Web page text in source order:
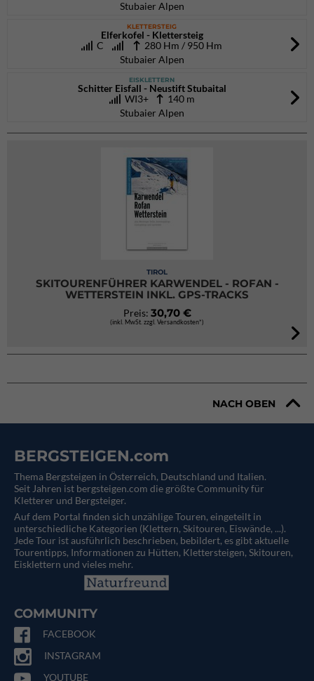
Stubaier Alpen
KLETTERSTEIG
Elferkofel - Klettersteig
C
280 Hm / 950 Hm
Stubaier Alpen
EISKLETTERN
Schitter Eisfall - Neustift Stubaital
WI3+ 140 m
Stubaier Alpen
TIROL
SKITOURENFÜHRER KARWENDEL - ROFAN -
WETTERSTEIN INKL. GPS-TRACKS
Preis: 30,70 €
(inkl. MwSt. zzgl. Versandkosten*)
NACH OBEN
BERGSTEIGEN.com
Thema Bergsteigen in Österreich, Deutschland und Italien.
Seit Jahren ist bergsteigen.com die größte Community für
Kletterer und Bergsteiger.
Auf dem Portal finden sich unzählige Touren, eingeteilt in
unterschiedliche Kategorien (Klettern, Skitouren, Eiswände, ...).
Jede Tour ist ausführlich beschrieben, bebildert, es gibt aktuelle
Tourentipps, Informationen zu Hütten, Klettersteigen, Skitouren,
Eisklettern und vieles mehr.
COMMUNITY
FACEBOOK
INSTAGRAM
YOUTUBE